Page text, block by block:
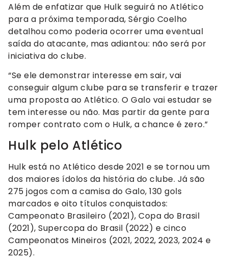
Além de enfatizar que Hulk seguirá no Atlético
para a próxima temporada, Sérgio Coelho
detalhou como poderia ocorrer uma eventual
saída do atacante, mas adiantou: não será por
iniciativa do clube.
“Se ele demonstrar interesse em sair, vai
conseguir algum clube para se transferir e trazer
uma proposta ao Atlético. O Galo vai estudar se
tem interesse ou não. Mas partir da gente para
romper contrato com o Hulk, a chance é zero.”
Hulk pelo Atlético
Hulk está no Atlético desde 2021 e se tornou um
dos maiores ídolos da história do clube. Já são
275 jogos com a camisa do Galo, 130 gols
marcados e oito títulos conquistados:
Campeonato Brasileiro (2021), Copa do Brasil
(2021), Supercopa do Brasil (2022) e cinco
Campeonatos Mineiros (2021, 2022, 2023, 2024 e
2025).